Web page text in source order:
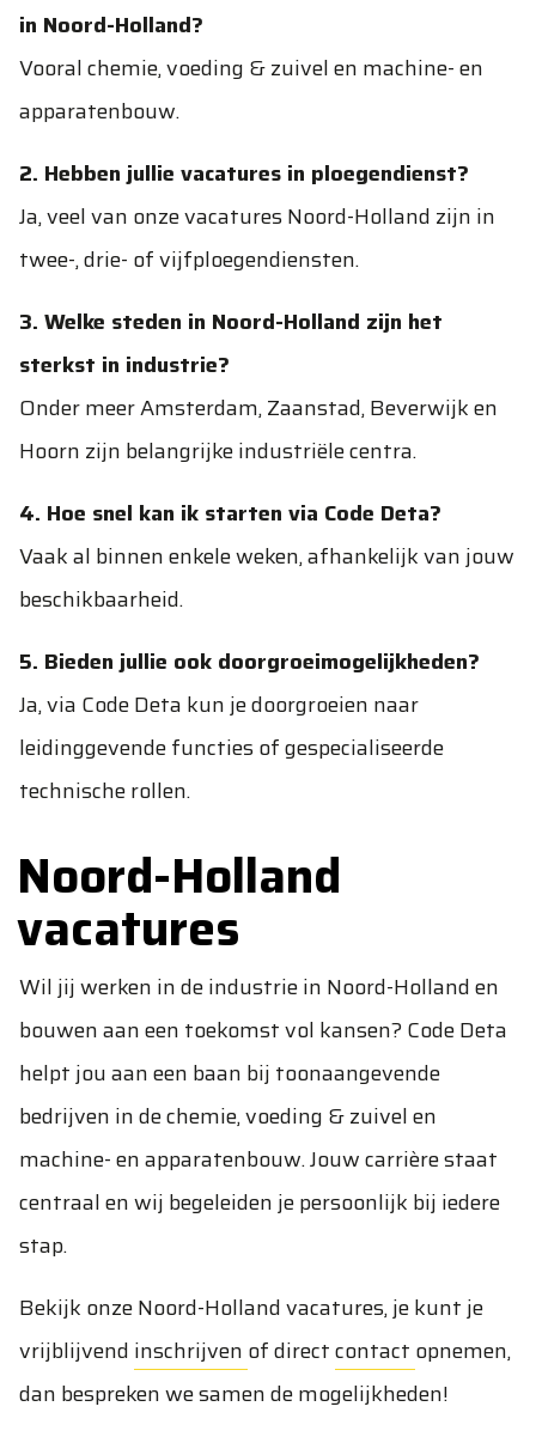
in Noord-Holland?
Vooral chemie, voeding & zuivel en machine- en
apparatenbouw.
2. Hebben jullie vacatures in ploegendienst?
Ja, veel van onze vacatures Noord-Holland zijn in
twee-, drie- of vijfploegendiensten.
3. Welke steden in Noord-Holland zijn het
sterkst in industrie?
Onder meer Amsterdam, Zaanstad, Beverwijk en
Hoorn zijn belangrijke industriële centra.
4. Hoe snel kan ik starten via Code Deta?
Vaak al binnen enkele weken, afhankelijk van jouw
beschikbaarheid.
5. Bieden jullie ook doorgroeimogelijkheden?
Ja, via Code Deta kun je doorgroeien naar
leidinggevende functies of gespecialiseerde
technische rollen.
Noord-Holland
vacatures
Wil jij werken in de industrie in Noord-Holland en
bouwen aan een toekomst vol kansen? Code Deta
helpt jou aan een baan bij toonaangevende
bedrijven in de chemie, voeding & zuivel en
machine- en apparatenbouw. Jouw carrière staat
centraal en wij begeleiden je persoonlijk bij iedere
stap.
Bekijk onze Noord-Holland vacatures, je kunt je
vrijblijvend inschrijven of directcontact opnemen,
dan bespreken we samen de mogelijkheden!